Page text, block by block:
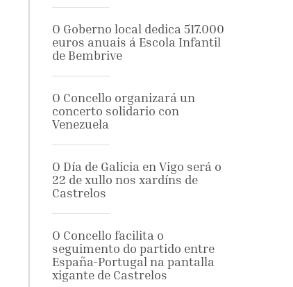
O Goberno local dedica 517.000
euros anuais á Escola Infantil
de Bembrive
O Concello organizará un
concerto solidario con
Venezuela
O Día de Galicia en Vigo será o
22 de xullo nos xardíns de
Castrelos
O Concello facilita o
seguimento do partido entre
España-Portugal na pantalla
xigante de Castrelos